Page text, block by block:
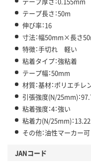
テープ長さ：50m
伸び率：16
寸法：幅50mm×長さ
特徴：手切れ 軽い
粘着タイプ：強粘着
テープ幅：50mm
材質：基材：ポリエチレ
引張強度(N/25mm)：
粘着強度：4：強い
粘着力(N/25mm)：13.22
その他：油性マーカー可
JANコード